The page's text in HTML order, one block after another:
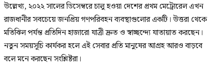
উল্লেখ্য, ২০২২ সালের ডিসেম্বরে চালু হওয়া দেশের প্রথম মেট্রোরেল এখন
রাজধানীর সবচেয়ে জনপ্রিয় গণপরিবহন ব্যবস্থাগুলোর একটি। উত্তরা থেকে
মতিঝিল পর্যন্ত প্রতিদিন হাজারো যাত্রী দ্রুত ও স্বাচ্ছন্দ্যে যাতায়াত করছেন।
নতুন সময়সূচি কার্যকর হলে এই সেবার প্রতি মানুষের আগ্রহ আরও বাড়বে
বলে মনে করছেন সংশ্লিষ্টরা।